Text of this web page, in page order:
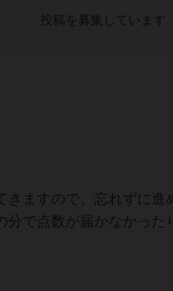
投稿を募集しています
きますので、忘れずに
で点数が届かなかった